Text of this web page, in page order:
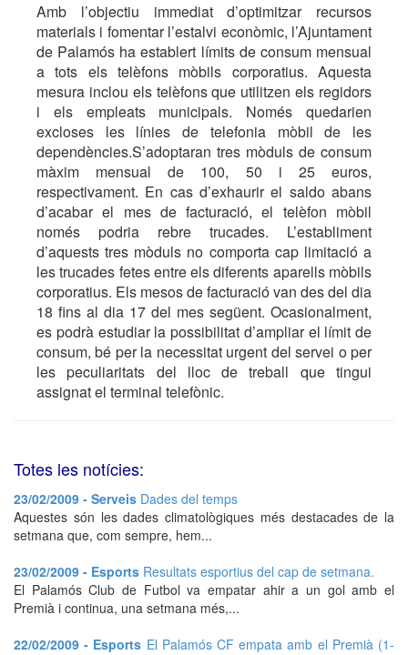
Amb l’objectiu immediat d’optimitzar recursos
materials i fomentar l’estalvi econòmic, l’Ajuntament
de Palamós ha establert límits de consum mensual
a tots els telèfons mòbils corporatius. Aquesta
mesura inclou els telèfons que utilitzen els regidors
i els empleats municipals. Només quedarien
excloses les línies de telefonia mòbil de les
dependències.S’adoptaran tres mòduls de consum
màxim mensual de 100, 50 i 25 euros,
respectivament. En cas d’exhaurir el saldo abans
d’acabar el mes de facturació, el telèfon mòbil
només podria rebre trucades. L’establiment
d’aquests tres mòduls no comporta cap limitació a
les trucades fetes entre els diferents aparells mòbils
corporatius. Els mesos de facturació van des del dia
18 fins al dia 17 del mes següent. Ocasionalment,
es podrà estudiar la possibilitat d’ampliar el límit de
consum, bé per la necessitat urgent del servei o per
les peculiaritats del lloc de treball que tingui
assignat el terminal telefònic.
Totes les notícies:
23/02/2009 - Serveis Dades del temps
Aquestes són les dades climatològiques més destacades de la
setmana que, com sempre, hem...
23/02/2009 - Esports Resultats esportius del cap de setmana.
El Palamós Club de Futbol va empatar ahir a un gol amb el
Premià i continua, una setmana més,...
22/02/2009 - Esports El Palamós CF empata amb el Premià (1-